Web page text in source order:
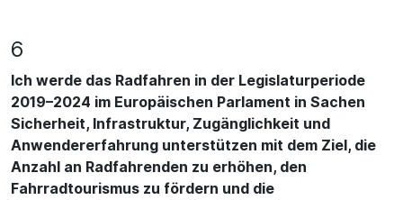
6
Ich werde das Radfahren in der Legislaturperiode
2019–2024 im Europäischen Parlament in Sachen
Sicherheit, Infrastruktur, Zugänglichkeit und
Anwendererfahrung unterstützen mit dem Ziel, die
Anzahl an Radfahrenden zu erhöhen, den
Fahrradtourismus zu fördern und die